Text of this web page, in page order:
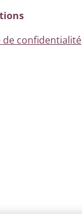
de confidentialité